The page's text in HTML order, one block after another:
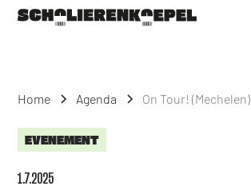
Home Agenda On Tour! (Mechelen)
EVENEMENT
1.7.2025